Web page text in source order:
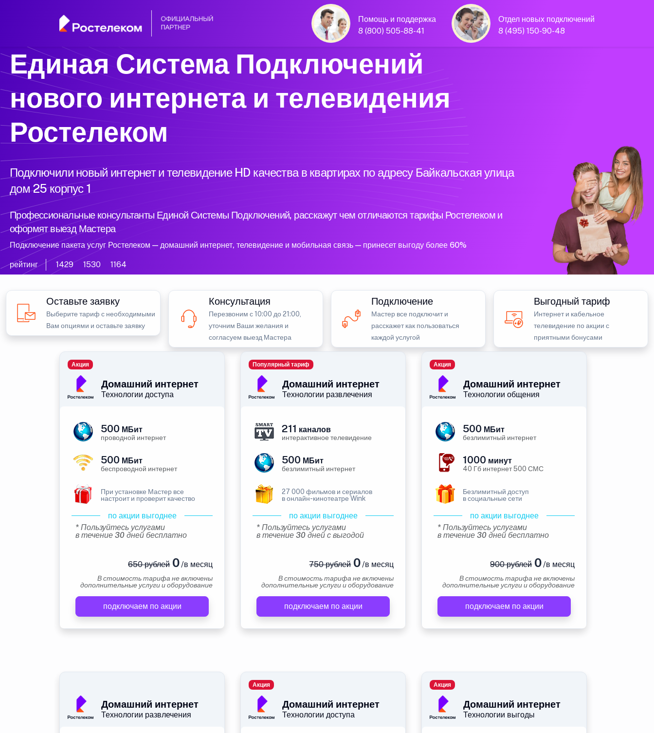
Помощь и поддержка
8 (800) 505-88-41
Отдел новых подключений
8 (495) 150-90-48
Единая Система Подключений
нового интернета и телевидения
Ростелеком
Подключили новый интернет и телевидение HD качества в квартирах по адресу Байкальская улица
дом 25 корпус 1
Профессиональные консультанты Единой Системы Подключений, расскажут чем отличаются тарифы Ростелеком и
оформят выезд Мастера
Подключение пакета услуг Ростелеком — домашний интернет, телевидение и мобильная связь — принесет выгоду более 60%
рейтинг 1429 1530 1164
Оставьте заявку
Выберите тариф с необходимыми
Вам опциями и оставьте заявку
Консультация
Перезвоним с 10:00 до 21:00,
уточним Ваши желания и
согласуем выезд Мастера
Подключение
Мастер все подключит и
расскажет как пользоваться
каждой услугой
Выгодный тариф
Интернет и кабельное
телевидение по акции с
приятными бонусами
Домашний интернет
Технологии доступа
Акция
500 МБит
проводной интернет
500 МБит
беспроводной интернет
При установке Мастер все
настроит и проверит качество
по акции выгоднее
* Пользуйтесь услугами
в течение 30 дней бесплатно
650 рублей0/в месяц
В стоимость тарифа не включены
дополнительные услуги и оборудование
подключаем по акции
Домашний интернет
Технологии развлечения
Популярный тариф
211 каналов
интерактивное телевидение
500 МБит
безлимитный интернет
27 000 фильмов и сериалов
в онлайн-кинотеатре Wink
по акции выгоднее
* Пользуйтесь услугами
в течение 30 дней с выгодой
750 рублей0/в месяц
В стоимость тарифа не включены
дополнительные услуги и оборудование
подключаем по акции
Домашний интернет
Технологии общения
Акция
500 МБит
безлимитный интернет
1000 минут
40 Гб интернет 500 СМС
Безлимитный доступ
в социальные сети
по акции выгоднее
* Пользуйтесь услугами
в течение 30 дней бесплатно
900 рублей0/в месяц
В стоимость тарифа не включены
дополнительные услуги и оборудование
подключаем по акции
Домашний интернет
Технологии развлечения
Домашний интернет
Технологии доступа
Акция
Домашний интернет
Технологии выгоды
Акция